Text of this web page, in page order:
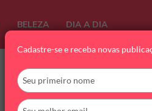
BELEZA DIA A DIA
Cadastre-se e receba novas
Digite
seu
nome
Digite